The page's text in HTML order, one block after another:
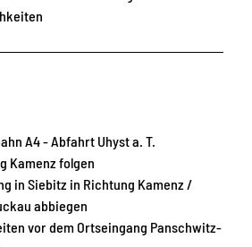
A4 - Abfahrt Uhyst a. T.
Kamenz folgen
in Siebitz in Richtung Kamenz /
abbiegen
vor dem Ortseingang Panschwitz-